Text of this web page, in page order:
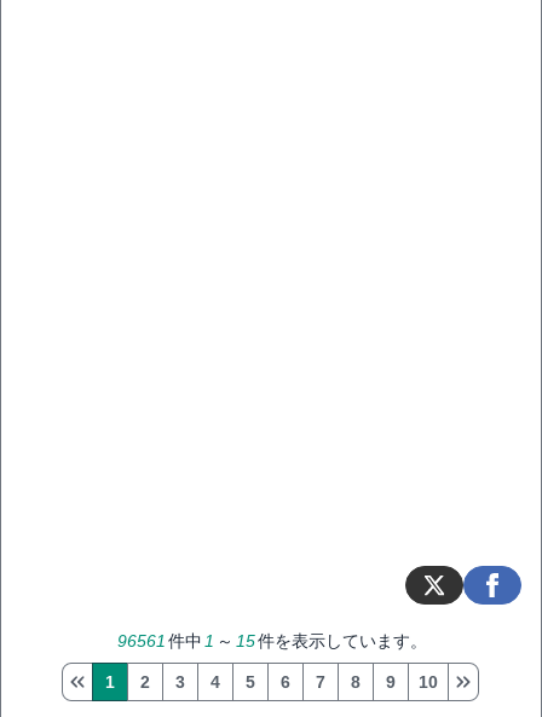
96561 件中 1 ～ 15件を表示しています。
1 2 3 4 5 6 7 8 9 10